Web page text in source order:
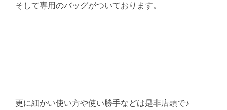
そして専用のバッグがついております。
更に細かい使い方や使い勝手などは是非店頭で♪